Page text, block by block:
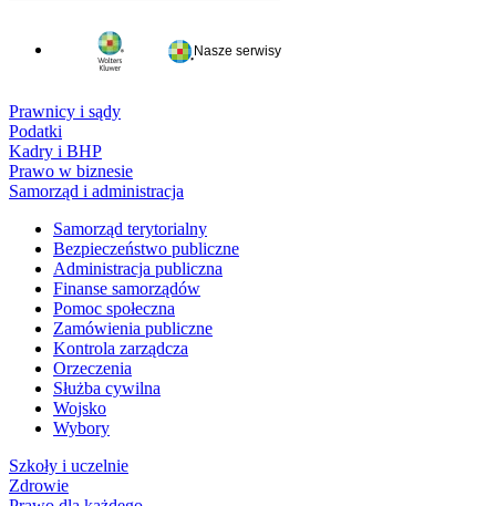
Nasze serwisy
Prawnicy i sądy
Podatki
Kadry i BHP
Prawo w biznesie
Samorząd i administracja
Samorząd terytorialny
Bezpieczeństwo publiczne
Administracja publiczna
Finanse samorządów
Pomoc społeczna
Zamówienia publiczne
Kontrola zarządcza
Orzeczenia
Służba cywilna
Wojsko
Wybory
Szkoły i uczelnie
Zdrowie